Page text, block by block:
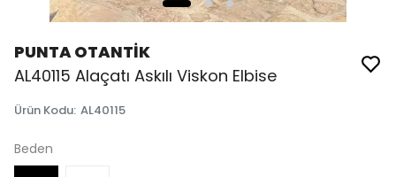
PUNTA OTANTİK
AL40115 Alaçatı Askılı Viskon Elbise
Ürün Kodu: AL40115
Beden